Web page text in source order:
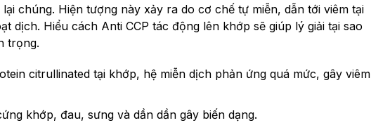
chúng. Hiện tượng này xảy ra do cơ chế tự miễn, dẫn tới viêm tại
dịch. Hiểu cách Anti CCP tác động lên khớp sẽ giúp lý giải tại sao
trọng.
citrullinated tại khớp, hệ miễn dịch phản ứng quá mức, gây viêm
khớp, đau, sưng và dần dần gây biến dạng.